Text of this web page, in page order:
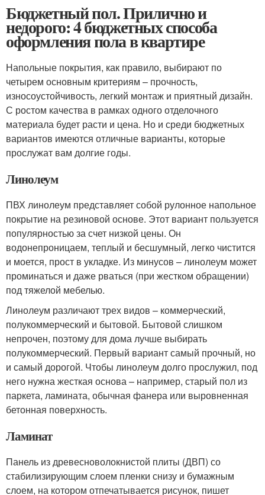
Бюджетный пол. Прилично и
недорого: 4 бюджетных способа
оформления пола в квартире
Напольные покрытия, как правило, выбирают по
четырем основным критериям – прочность,
износоустойчивость, легкий монтаж и приятный дизайн.
С ростом качества в рамках одного отделочного
материала будет расти и цена. Но и среди бюджетных
вариантов имеются отличные варианты, которые
прослужат вам долгие годы.
Линолеум
ПВХ линолеум представляет собой рулонное напольное
покрытие на резиновой основе. Этот вариант пользуется
популярностью за счет низкой цены. Он
водонепроницаем, теплый и бесшумный, легко чистится
и моется, прост в укладке. Из минусов – линолеум может
проминаться и даже рваться (при жестком обращении)
под тяжелой мебелью.
Линолеум различают трех видов – коммерческий,
полукоммерческий и бытовой. Бытовой слишком
непрочен, поэтому для дома лучше выбирать
полукоммерческий. Первый вариант самый прочный, но
и самый дорогой. Чтобы линолеум долго прослужил, под
него нужна жесткая основа – например, старый пол из
паркета, ламината, обычная фанера или выровненная
бетонная поверхность.
Ламинат
Панель из древесноволокнистой плиты (ДВП) со
стабилизирующим слоем пленки снизу и бумажным
слоем, на котором отпечатывается рисунок, пишет